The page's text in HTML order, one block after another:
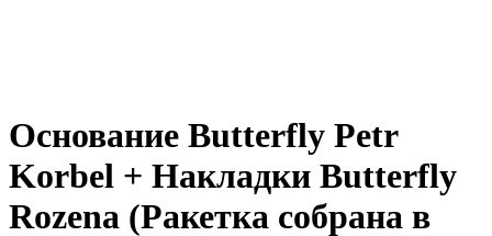
Основание Butterfly Petr
Korbel + Накладки Butterfly
Rozena (Ракетка собрана в